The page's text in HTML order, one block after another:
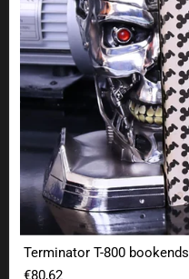
Terminator T-800 bookends
€80,62